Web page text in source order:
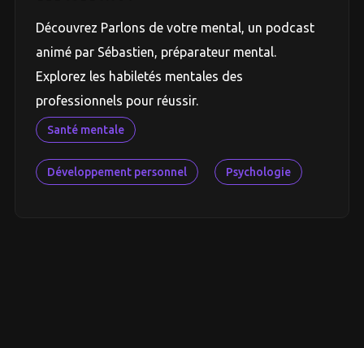
Découvrez Parlons de votre mental, un podcast
animé par Sébastien, préparateur mental.
Explorez les habiletés mentales des
professionnels pour réussir.
Santé mentale
Développement personnel Psychologie